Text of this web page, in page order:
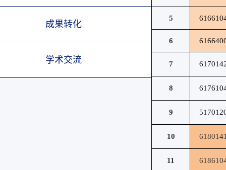
成果转化
学术交流
5
6
7
8
9
10
11